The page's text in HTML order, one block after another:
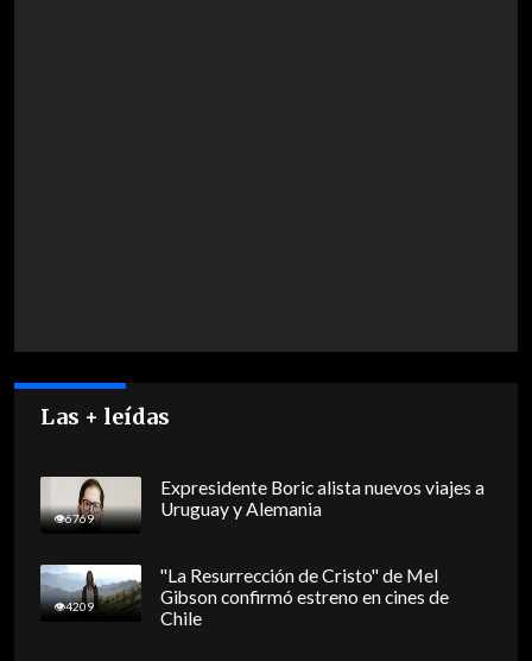
Las + leídas
6769
Expresidente Boric alista nuevos viajes a
Uruguay y Alemania
4209
"La Resurrección de Cristo" de Mel
Gibson confirmó estreno en cines de
Chile